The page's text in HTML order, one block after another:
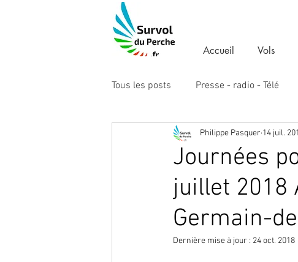
Accueil Vols
Tous les posts Presse - radio - Télé
Journées
juillet 2018
Germain-
Philippe Pasquer 14 juil.
Dernière mise à jour : 24 oct. 2018